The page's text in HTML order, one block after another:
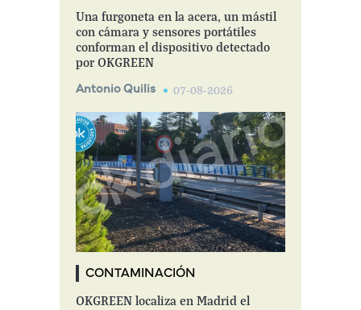
Una furgoneta en la acera, un mástil
con cámara y sensores portátiles
conforman el dispositivo detectado
por OKGREEN
Antonio Quilis 07-08-2026
CONTAMINACIÓN
OKGREEN localiza en Madrid el